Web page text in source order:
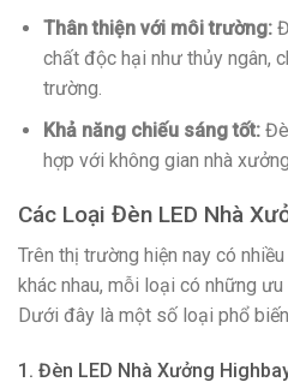
Thân thiện với môi trường:
chất độc hại như thủy ngân,
trường.
Khả năng chiếu sáng tốt:
hợp với không gian nhà
Các Loại Đèn LED Nhà
Trên thị trường hiện nay có
khác nhau, mỗi loại có những
Dưới đây là một số loại phổ
1. Đèn LED Nhà Xưởng